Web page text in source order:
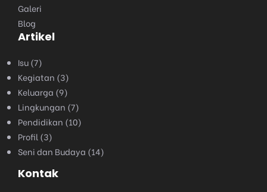
Galeri
Blog
Artikel
Isu(7)
Kegiatan (3)
Keluarga (9)
Lingkungan (7)
Pendidikan (10)
Profil (3)
Seni dan Budaya (14)
Kontak